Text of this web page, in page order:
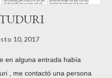
10, 2017
en alguna entrada había
, me contactó una persona